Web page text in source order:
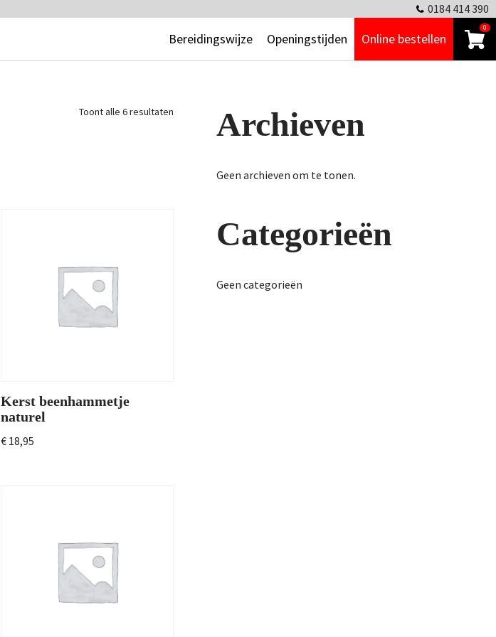
0184 414 390
Bereidingswijze Openingstijden Online bestellen
0
Toont alle 6 resultaten
Kerst beenhammetje
naturel
€ 18,95
Archieven
Geen archieven om te tonen.
Categorieën
Geen categorieën